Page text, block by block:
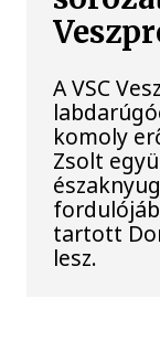
A VSC
komoly
Zsolt
tartott
lesz.